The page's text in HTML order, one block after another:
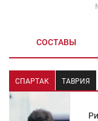
СОСТАВЫ
СПАРТАК ТАВРИЯ